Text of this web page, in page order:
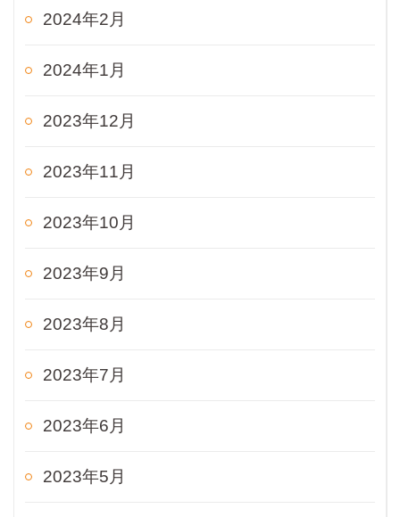
2024年2月
2024年1月
2023年12月
2023年11月
2023年10月
2023年9月
2023年8月
2023年7月
2023年6月
2023年5月